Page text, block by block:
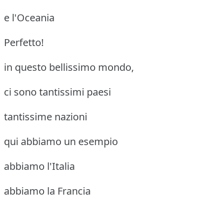
e l'Oceania
Perfetto!
in questo bellissimo mondo,
ci sono tantissimi paesi
tantissime nazioni
qui abbiamo un esempio
abbiamo l'Italia
abbiamo la Francia